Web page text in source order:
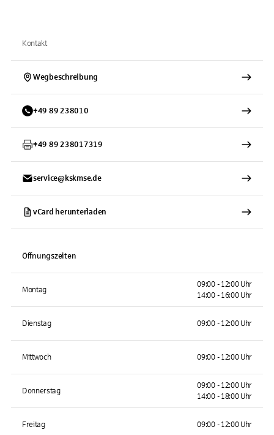
Kontakt
Wegbeschreibung
+49 89 238010
+49 89 238017319
service@kskmse.de
vCard herunterladen
Öffnungszeiten
Montag
09:00 - 12:00 Uhr
14:00 - 16:00 Uhr
Dienstag 09:00 - 12:00 Uhr
Mittwoch 09:00 - 12:00 Uhr
Donnerstag
09:00 - 12:00 Uhr
14:00 - 18:00 Uhr
Freitag 09:00 - 12:00 Uhr